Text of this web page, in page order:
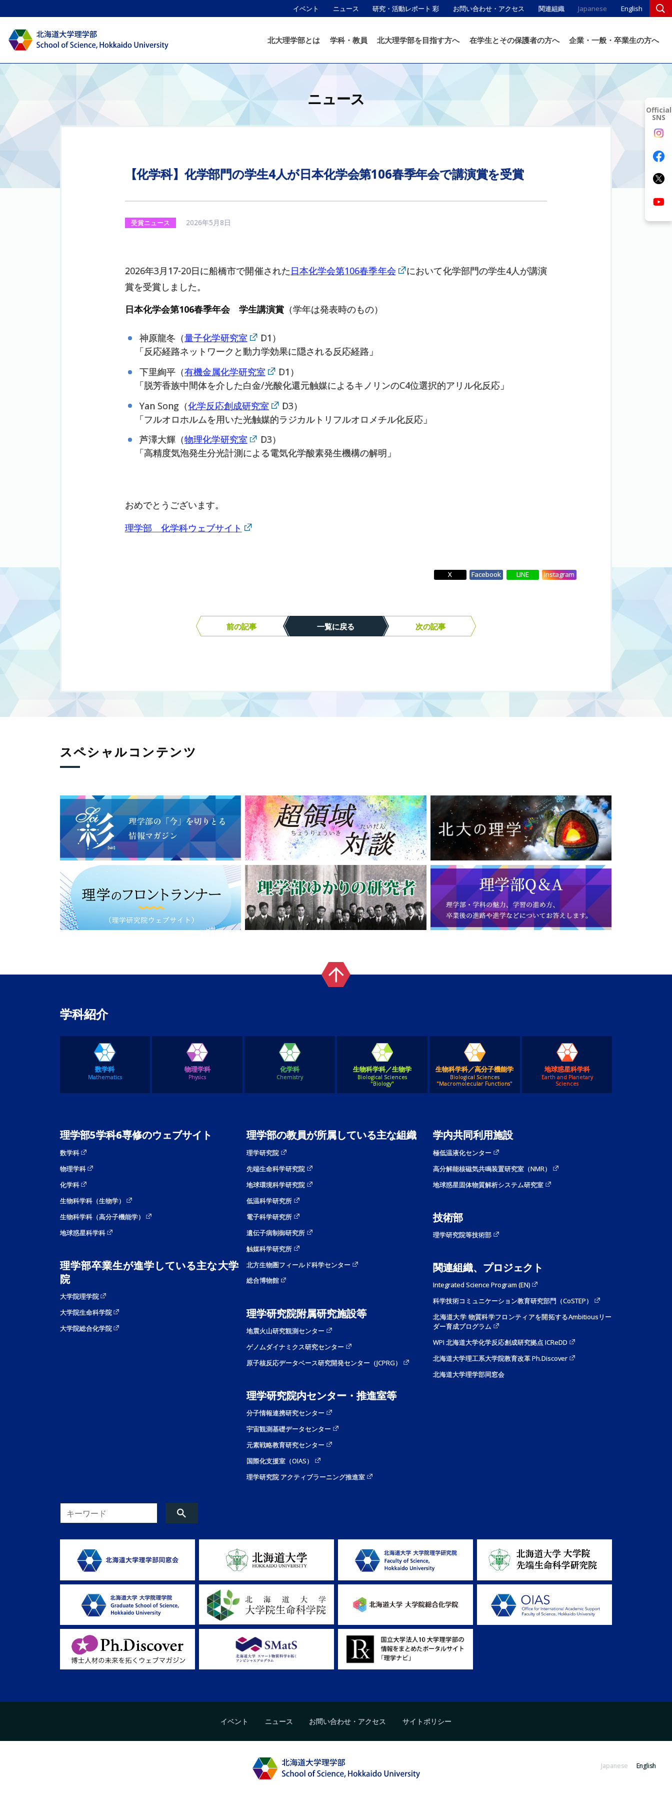
イベント ニュース 研究・活動レポート 彩 お問い合わせ・アクセス 関連組織 Japanese English
北大理学部とは 学科・教員 北大理学部を目指す方へ 在学生とその保護者の方へ 企業・一般・卒業生の方へ
ニュース
【化学科】化学部門の学生4人が日本化学会第106春季年会で講演賞を受賞
受賞ニュース 2026年5月8日
2026年3月17-20日に船橋市で開催された日本化学会第106春季年会
において化学部門の学生4人が講演
賞を受賞しました。
日本化学会第106春季年会 学生講演賞（学年は発表時のもの）
神原龍冬（量子化学研究室
D1）
「反応経路ネットワークと動力学効果に隠される反応経路」
下里絢平（有機金属化学研究室
D1）
「脱芳香族中間体を介した白金/光酸化還元触媒によるキノリンのC4位選択的アリル化反応」
Yan Song（化学反応創成研究室
D3）
「フルオロホルムを用いた光触媒的ラジカルトリフルオロメチル化反応」
芦澤大輝（物理化学研究室
D3）
「高精度気泡発生分光計測による電気化学酸素発生機構の解明」
おめでとうございます。
理学部 化学科ウェブサイト
X Facebook LINE Instagram
前の記事 一覧に戻る 次の記事
スペシャルコンテンツ
学科紹介
数学科
Mathematics
物理学科
Physics
化学科
Chemistry
生物科学科／生物学
Biological Sciences
"Biology"
生物科学科／高分子機能学
Biological Sciences
"Macromolecular Functions"
地球惑星科学科
Earth and Planetary
Sciences
理学部5学科6専修のウェブサイト
数学科
物理学科
化学科
生物科学科（生物学）
生物科学科（高分子機能学）
地球惑星科学科
理学部卒業生が進学している主な大学
院
大学院理学院
大学院生命科学院
大学院総合化学院
理学部の教員が所属している主な組織
理学研究院
先端生命科学研究院
地球環境科学研究院
低温科学研究所
電子科学研究所
遺伝子病制御研究所
触媒科学研究所
北方生物圏フィールド科学センター
総合博物館
理学研究院附属研究施設等
地震火山研究観測センター
ゲノムダイナミクス研究センター
原子核反応データベース研究開発センター（JCPRG）
理学研究院内センター・推進室等
分子情報連携研究センター
宇宙観測基礎データセンター
元素戦略教育研究センター
国際化支援室（OIAS）
理学研究院 アクティブラーニング推進室
学内共同利用施設
極低温液化センター
高分解能核磁気共鳴装置研究室（NMR）
地球惑星固体物質解析システム研究室
技術部
理学研究院等技術部
関連組織、プロジェクト
Integrated Science Program (EN)
科学技術コミュニケーション教育研究部門（CoSTEP）
北海道大学 物質科学フロンティアを開拓するAmbitiousリー
ダー育成プログラム
WPI 北海道大学化学反応創成研究拠点 ICReDD
北海道大学理工系大学院教育改革 Ph.Discover
北海道大学理学部同窓会
イベント ニュース お問い合わせ・アクセス サイトポリシー
Japanese English
Official
SNS